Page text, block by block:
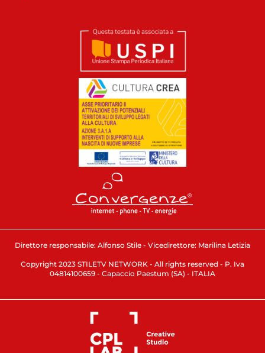
Direttore responsabile: Alfonso Stile - Vicedirettore: Marilina Letizia
Copyright 2023 STILETV NETWORK - All rights reserved - P. Iva
04814100659 - Capaccio Paestum (SA) - ITALIA